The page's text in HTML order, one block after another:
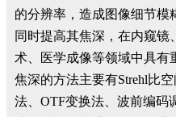
的分辨率，造成图像细节模
同时提高其焦深，在内窥
术、医学成像等领域中具有
焦深的方法主要有Strehl比
法、OTF变换法、波前编码